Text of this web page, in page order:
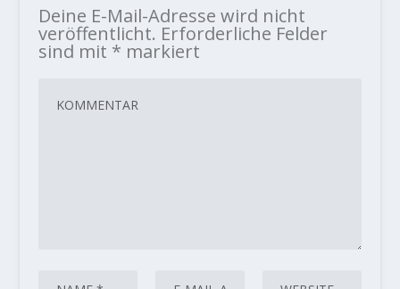
Deine E-Mail-Adresse wird nicht
veröffentlicht. Erforderliche Felder
sind mit * markiert